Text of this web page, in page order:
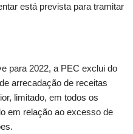
está prevista para tramitar
para 2022, a PEC exclui do
arrecadação de receitas
limitado, em todos os
em relação ao excesso de